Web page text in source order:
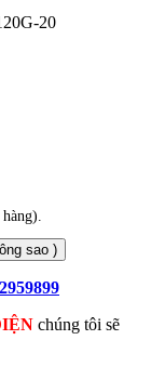
20
sao )
chúng tôi sẽ